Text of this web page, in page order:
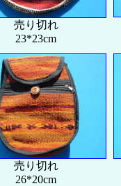
売り切れ
23*23cm
売り切れ
26*20cm